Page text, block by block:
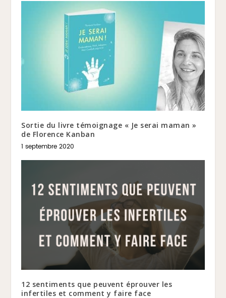
Sortie du livre témoignage « Je serai maman »
de Florence Kanban
1 septembre 2020
12 sentiments que peuvent éprouver les
infertiles et comment y faire face